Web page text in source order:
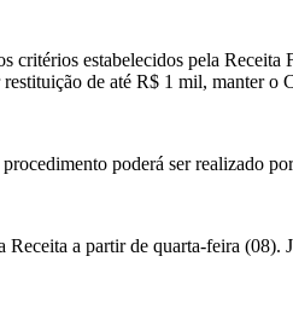
critérios estabelecidos pela
de até R$ 1 mil, manter o
poderá ser realizado
a partir de quarta-feira